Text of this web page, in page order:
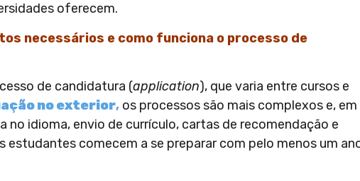
oferecem.
necessários e como funciona o processo de
de candidatura (application), que varia entre cursos e
no exterior, os processos são mais complexos e, em
idioma, envio de currículo, cartas de recomendação e
estudantes comecem a se preparar com pelo menos um